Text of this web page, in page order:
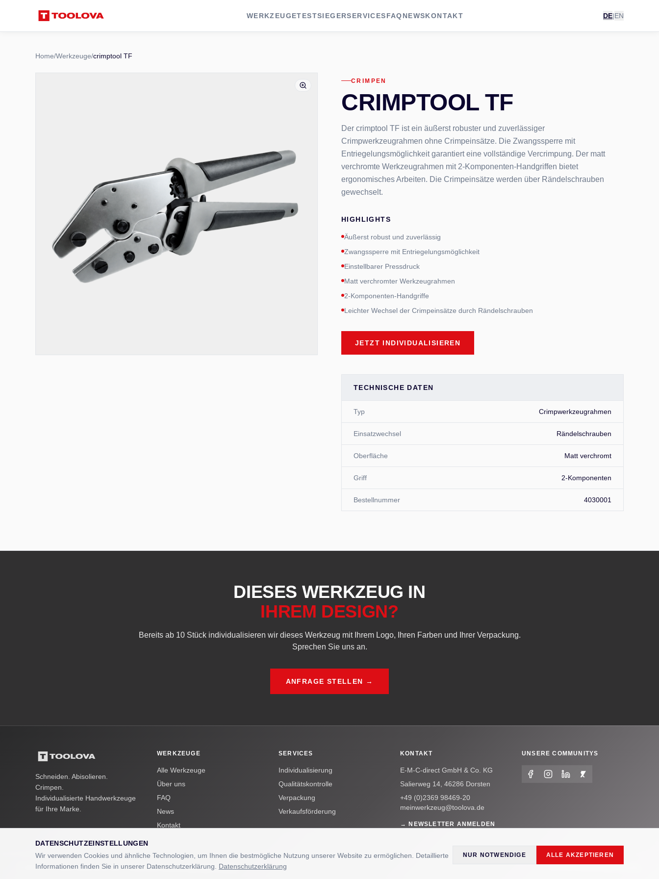
WERKZEUGETESTSIEGERSERVICESFAQNEWSKONTAKT DE|EN
Home/Werkzeuge/crimptool TF
CRIMPEN
CRIMPTOOL TF
Der crimptool TF ist ein äußerst robuster und zuverlässiger
Crimpwerkzeugrahmen ohne Crimpeinsätze. Die Zwangssperre mit
Entriegelungsmöglichkeit garantiert eine vollständige Vercrimpung. Der matt
verchromte Werkzeugrahmen mit 2-Komponenten-Handgriffen bietet
ergonomisches Arbeiten. Die Crimpeinsätze werden über Rändelschrauben
gewechselt.
HIGHLIGHTS
Äußerst robust und zuverlässig
Zwangssperre mit Entriegelungsmöglichkeit
Einstellbarer Pressdruck
Matt verchromter Werkzeugrahmen
2-Komponenten-Handgriffe
Leichter Wechsel der Crimpeinsätze durch Rändelschrauben
JETZT INDIVIDUALISIEREN
TECHNISCHE DATEN
Typ Crimpwerkzeugrahmen
Einsatzwechsel Rändelschrauben
Oberfläche Matt verchromt
Griff 2-Komponenten
Bestellnummer 4030001
DIESES WERKZEUG IN
IHREM DESIGN?
Bereits ab 10 Stück individualisieren wir dieses Werkzeug mit Ihrem Logo, Ihren Farben und Ihrer Verpackung.
Sprechen Sie uns an.
ANFRAGE STELLEN →
Schneiden. Abisolieren.
Crimpen.
Individualisierte Handwerkzeuge
für Ihre Marke.
WERKZEUGE
Alle Werkzeuge
Über uns
FAQ
News
Kontakt
SERVICES
Individualisierung
Qualitätskontrolle
Verpackung
Verkaufsförderung
KONTAKT
E-M-C-direct GmbH & Co. KG
Salierweg 14, 46286 Dorsten
+49 (0)2369 98469-20
meinwerkzeug@toolova.de
→ NEWSLETTER ANMELDEN
UNSERE COMMUNITYS
© 2025 E-M-C-direct GmbH & Co. KG — TOOLOVA® ist eine eingetragene Marke.
DATENSCHUTZEINSTELLUNGEN
Wir verwenden Cookies und ähnliche Technologien, um Ihnen die bestmögliche Nutzung unserer Website zu ermöglichen. Detaillierte
Informationen finden Sie in unserer Datenschutzerklärung.
Datenschutzerklärung
NUR NOTWENDIGE ALLE AKZEPTIEREN